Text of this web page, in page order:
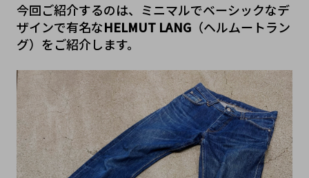
今回ご紹介するのは、ミニマルでベーシックなデ
ザインで有名なHELMUT LANG（ヘルムートラン
グ）をご紹介します。